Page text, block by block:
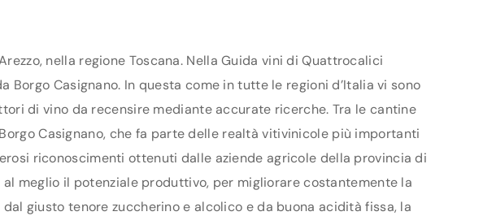
nella regione Toscana. Nella Guida vini di Quattrocalici
Casignano. In questa come in tutte le regioni d’Italia vi sono
di vino da recensire mediante accurate ricerche. Tra le cantine
Casignano, che fa parte delle realtà vitivinicole più importanti
riconoscimenti ottenuti dalle aziende agricole della provincia di
meglio il potenziale produttivo, per migliorare costantemente la
giusto tenore zuccherino e alcolico e da buona acidità fissa, la